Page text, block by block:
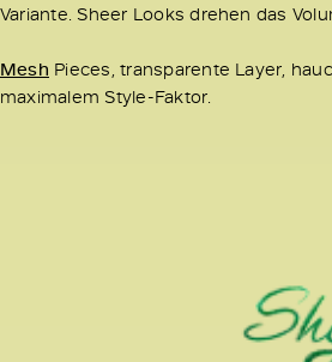
Variante. Sheer Looks drehen das
Mesh Pieces, transparente Layer,
maximalem Style-Faktor.